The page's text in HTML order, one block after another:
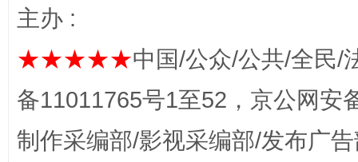
在谋一域中谋全局
今
主办 :
★★★★★中国/公众/公共/全民/
备11011765号1至52，京公网安
制作采编部/影视采编部/发布广